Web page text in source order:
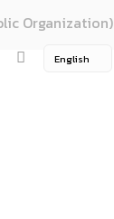
Organization)